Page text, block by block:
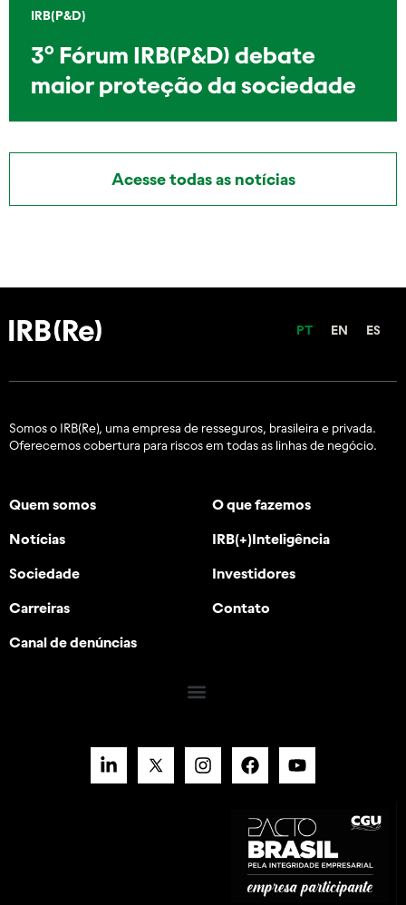
IRB(P&D)
3º Fórum IRB(P&D) debate
maior proteção da sociedade
Acesse todas as notícias
PT EN ES
Somos o IRB(Re), uma empresa de resseguros, brasileira e privada.
Oferecemos cobertura para riscos em todas as linhas de negócio.
Quem somos O que fazemos
Notícias IRB(+)Inteligência
Sociedade Investidores
Carreiras Contato
Canal de denúncias